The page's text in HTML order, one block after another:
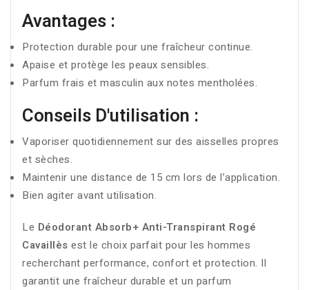
Avantages :
Protection durable pour une fraîcheur continue.
Apaise et protège les peaux sensibles.
Parfum frais et masculin aux notes mentholées.
Conseils D'utilisation :
Vaporiser quotidiennement sur des aisselles propres
et sèches.
Maintenir une distance de 15 cm lors de l’application.
Bien agiter avant utilisation.
Le Déodorant Absorb+ Anti-Transpirant Rogé
Cavaillès est le choix parfait pour les hommes
recherchant performance, confort et protection. Il
garantit une fraîcheur durable et un parfum